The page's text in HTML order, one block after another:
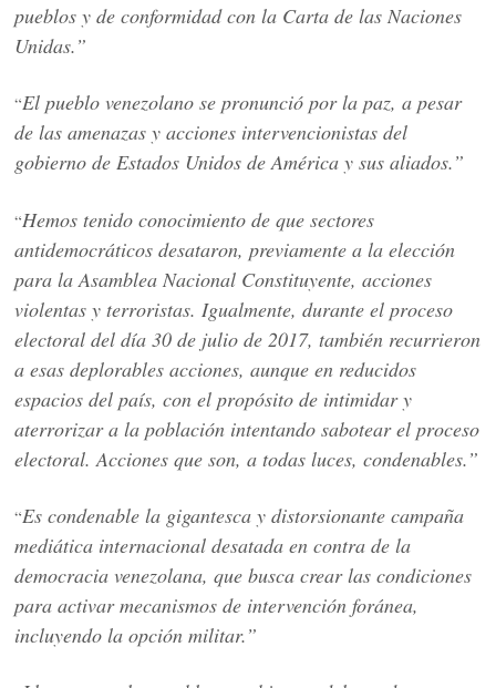
pueblos y de conformidad con la Carta de las Naciones
Unidas.”
“El pueblo venezolano se pronunció por la paz, a pesar
de las amenazas y acciones intervencionistas del
gobierno de Estados Unidos de América y sus aliados.”
“Hemos tenido conocimiento de que sectores
antidemocráticos desataron, previamente a la elección
para la Asamblea Nacional Constituyente, acciones
violentas y terroristas. Igualmente, durante el proceso
electoral del día 30 de julio de 2017, también recurrieron
a esas deplorables acciones, aunque en reducidos
espacios del país, con el propósito de intimidar y
aterrorizar a la población intentando sabotear el proceso
electoral. Acciones que son, a todas luces, condenables.”
“Es condenable la gigantesca y distorsionante campaña
mediática internacional desatada en contra de la
democracia venezolana, que busca crear las condiciones
para activar mecanismos de intervención foránea,
incluyendo la opción militar.”